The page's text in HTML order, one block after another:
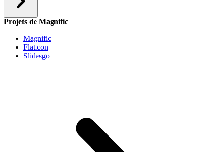
Projets de Magnific
Magnific
Flaticon
Slidesgo